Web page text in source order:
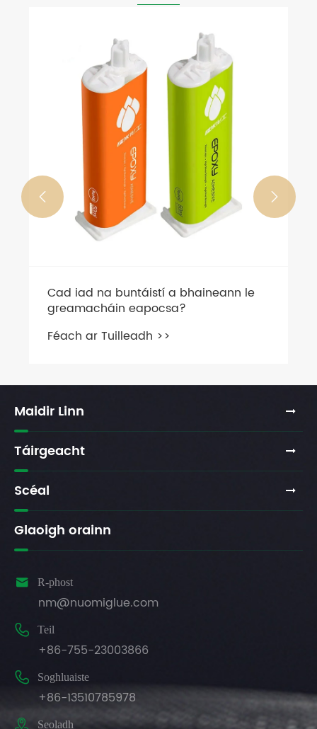
Cad iad na buntáistí a bhaineann le
greamacháin eapocsa?
Féach ar Tuilleadh >>
 
Maidir Linn
Táirgeacht
Scéal
Glaoigh orainn
 R-phost
nm@nuomiglue.com
 Teil
+86-755-23003866
 Soghluaiste
+86-13510785978
 Seoladh